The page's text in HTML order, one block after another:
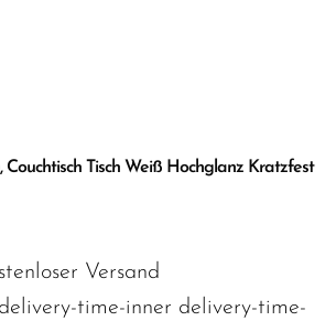
Couchtisch Tisch Weiß Hochglanz Kratzfest
Versand
time-inner delivery-time-